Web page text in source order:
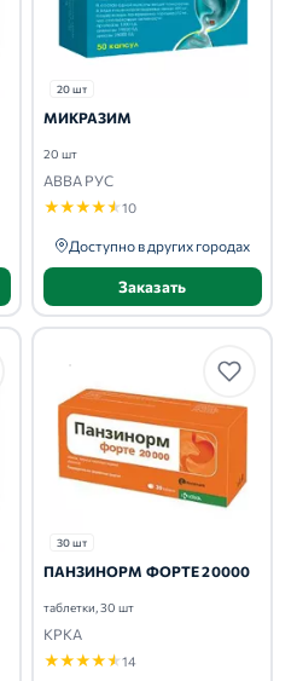
20 шт
МИКРАЗИМ
20 шт
АВВА РУС
★★★★★10
Доступно в других городах
Заказать
30 шт
ПАНЗИНОРМ ФОРТЕ 20000
таблетки, 30 шт
КРКА
★★★★★14